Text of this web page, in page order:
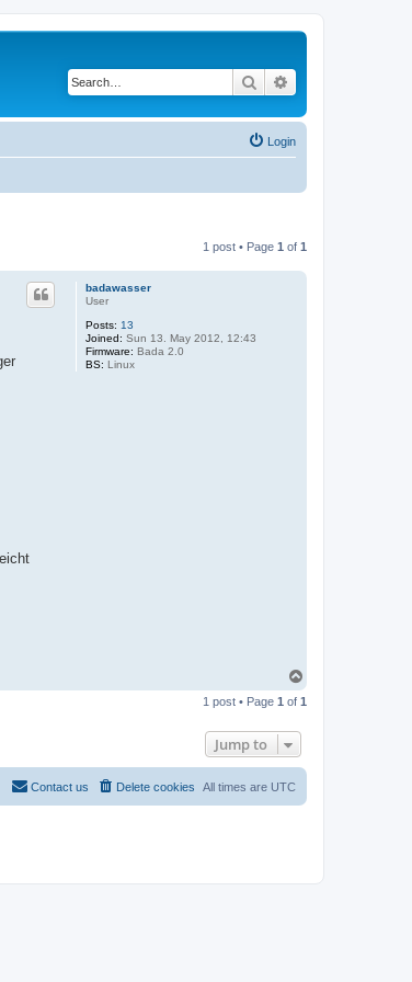
Search
Login
1 post • Page 1 of 1
badawasser
User
Posts: 13
Joined: Sun 13. May 2012, 12:43
Firmware: Bada 2.0
BS: Linux
p
1 post • Page 1 of 1
Jump to
All times are UTC
Delete cookies
Contact us